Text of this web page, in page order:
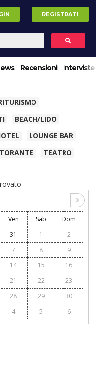
REGISTRATI
Recensioni Interviste
BEACH/LIDO
LOUNGE BAR
TEATRO
Ven Sab
Dom
31 1
2
7 8
9
14 15
16
21 22
23
28 29
30
4 5 6